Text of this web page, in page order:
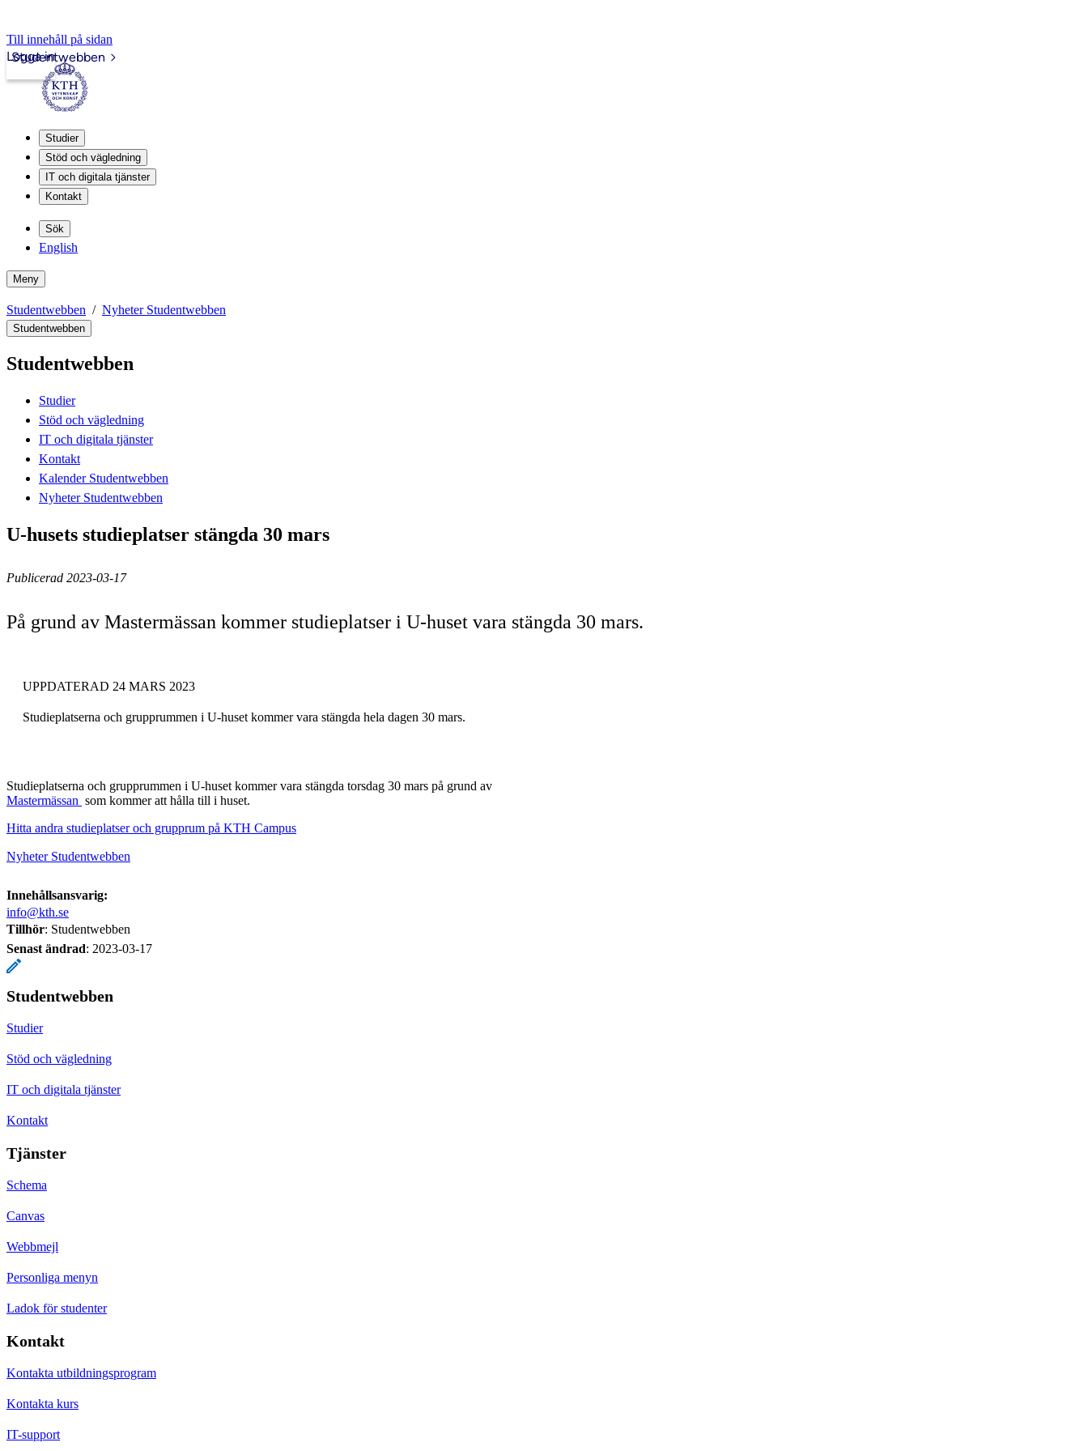
Till innehåll på sidan
Studentwebben
Logga in
Studier
Stöd och vägledning
IT och digitala tjänster
Kontakt
Sök
English
Meny
Studentwebben Nyheter Studentwebben
Studentwebben
Studentwebben
Studier
Stöd och vägledning
IT och digitala tjänster
Kontakt
Kalender Studentwebben
Nyheter Studentwebben
U-husets studieplatser stängda 30 mars
Publicerad 2023-03-17
På grund av Mastermässan kommer studieplatser i U-huset vara stängda 30 mars.
UPPDATERAD 24 MARS 2023
Studieplatserna och grupprummen i U-huset kommer vara stängda hela dagen 30 mars.
Studieplatserna och grupprummen i U-huset kommer vara stängda torsdag 30 mars på grund av
Mastermässan som kommer att hålla till i huset.
Hitta andra studieplatser och grupprum på KTH Campus
Nyheter Studentwebben
Innehållsansvarig:
info@kth.se
Tillhör: Studentwebben
Senast ändrad: 2023-03-17
Studentwebben
Studier
Stöd och vägledning
IT och digitala tjänster
Kontakt
Tjänster
Schema
Canvas
Webbmejl
Personliga menyn
Ladok för studenter
Kontakt
Kontakta utbildningsprogram
Kontakta kurs
IT-support